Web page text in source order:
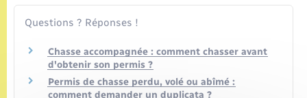
Questions ? Réponses !
Chasse accompagnée : comment chasser avant
d'obtenir son permis ?
Permis de chasse perdu, volé ou abîmé :
comment demander un duplicata ?